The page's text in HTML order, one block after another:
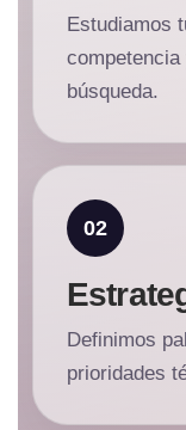
Estudiamos
búsqueda.
Definimos
prioridades